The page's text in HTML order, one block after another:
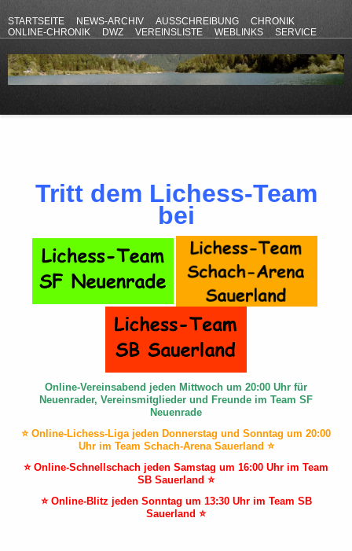
STARTSEITE NEWS-ARCHIV AUSSCHREIBUNG
CHRONIK
ONLINE-CHRONIK
DWZ VEREINSLISTE WEBLINKS
SERVICE
Tritt dem Lichess-Team
bei
Online-Vereinsabend jeden Mittwoch um 20:00 Uhr für
Neuenrader, Vereinsmitglieder und Freunde im Team SF
Neuenrade
⭐ Online-Lichess-Liga jeden Donnerstag und Sonntag um 20:00
Uhr im Team Schach-Arena Sauerland ⭐
⭐ Online-Schnellschach jeden Samstag um 16:00 Uhr im Team
SB Sauerland ⭐
⭐ Online-Blitz jeden Sonntag um 13:30 Uhr im Team SB
Sauerland ⭐